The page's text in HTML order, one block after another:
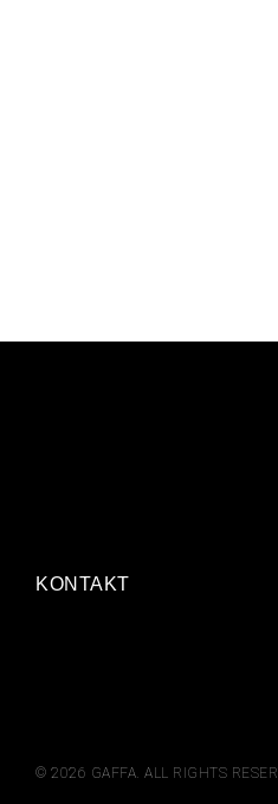
KONTAKT
© 2026 GAFFA. ALL RIGHTS